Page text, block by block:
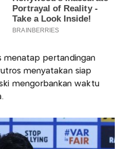
menatap pertandingan
menyatakan siap
mengorbankan waktu